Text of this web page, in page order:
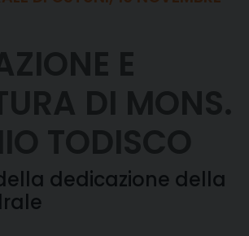
dedicazione della